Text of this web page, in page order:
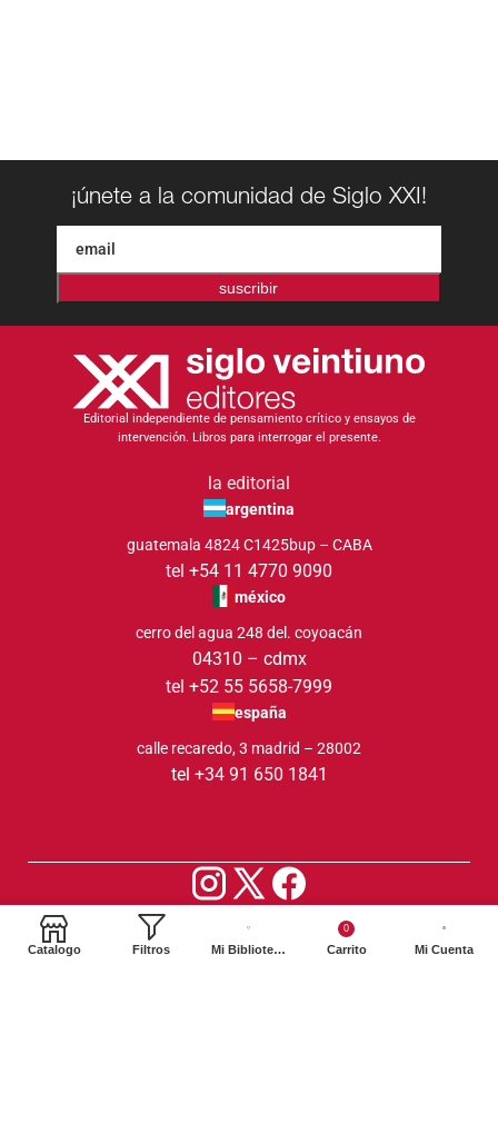
¡únete a la comunidad de Siglo XXI!
suscribir
Editorial independiente de pensamiento crítico y ensayos de
intervención. Libros para interrogar el presente.
la editorial
argentina
guatemala 4824 C1425bup – CABA
tel +54 11 4770 9090
méxico
cerro del agua 248 del. coyoacán
04310 – cdmx
tel +52 55 5658-7999
españa
calle recaredo, 3 madrid – 28002
tel +34 91 650 1841
2024. Siglo XXI Editores Argentina ©️. Todos los derechos
Catalogo Filtros Mi Biblioteca
0
Carrito Mi Cuenta